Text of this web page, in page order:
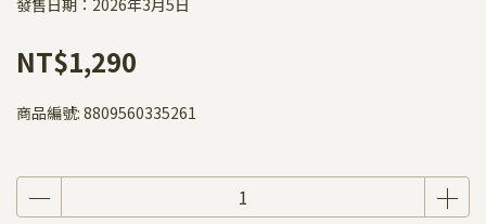
發售日期：2026年3月5日
NT$1,290
商品編號: 8809560335261